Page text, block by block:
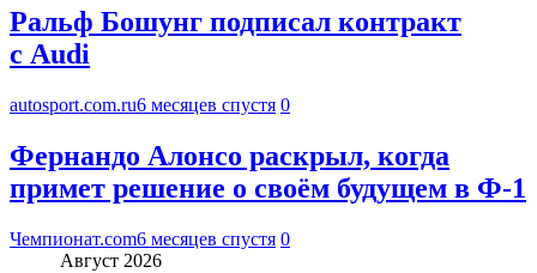
Ральф Бошунг подписал контракт
с Audi
autosport.com.ru6 месяцев спустя 0
Фернандо Алонсо раскрыл, когда
примет решение о своём будущем в Ф-1
Чемпионат.com6 месяцев спустя 0
Август 2026